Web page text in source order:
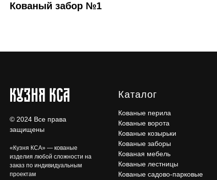
Кованый забор №1
© 2024 Все права
защищены
«Кузня КСА» — кованые
изделия любой сложности на
заказ по индивидуальным
проектам
Каталог
Кованые перила
Кованые ворота
Кованые козырьки
Кованые заборы
Кованая мебель
Кованые лестницы
Кованые садово-парковые